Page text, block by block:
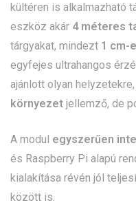
kültéren is alkalmazható
eszköz akár 4 méteres
tárgyakat, mindezt 1 cm-
egyfejes ultrahangos
ajánlott olyan helyzetekre,
környezet jellemző, de
A modul egyszerűen
és Raspberry Pi alapú
kialakítása révén jól
között is.